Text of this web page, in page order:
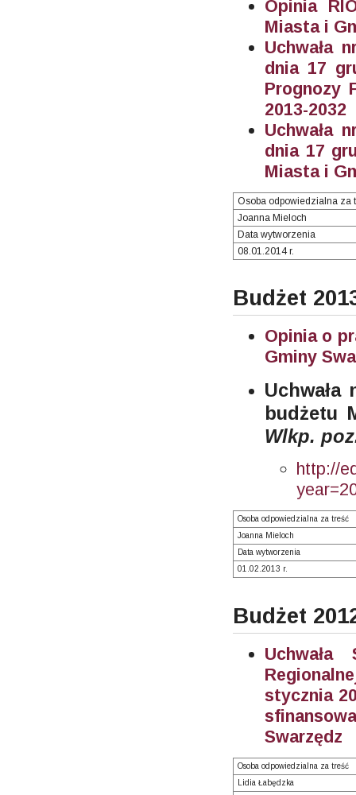
Opinia
Miasta i
Uchwała
dnia 17
Prognozy
2013-2032
Uchwała
dnia 17
Miasta i
Osoba odpowiedzialna za
Joanna Mieloch
Data wytworzenia
08.01.2014 r.
Budżet
Opinia o
Gminy
budżetu
Wlkp.
http://
Osoba odpowiedzialna za treść
Joanna Mieloch
Data wytworzenia
01.02.2013 r.
Budżet
Uchwała
stycznia
Swarzędz
Osoba odpowiedzialna za treść
Lidia Łabędzka